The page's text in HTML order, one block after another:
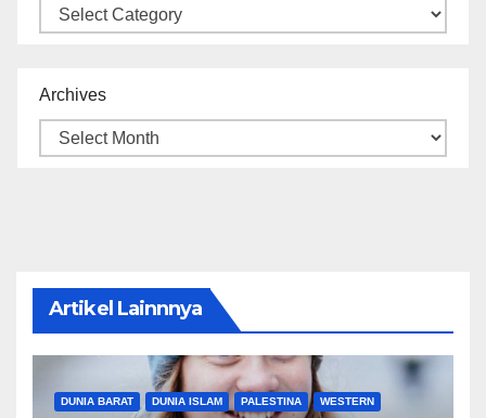
Categories
Archives
Artikel Lainnnya
DUNIA BARAT DUNIA ISLAM PALESTINA WESTERN